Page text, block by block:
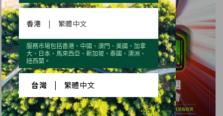
香港 | 繁體中文
服務市場包括香港、中國、澳門、美國、加拿
大、日本、馬來西亞、新加坡、泰國、澳洲、
紐西蘭。
台灣 繁體中文